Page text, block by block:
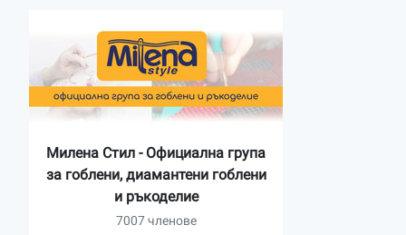
Милена Стил - Официална група
за гоблени, диамантени гоблени
и ръкоделие
7007 членове